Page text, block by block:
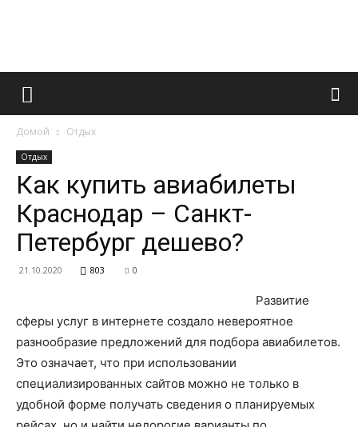
Французский
и
о
Домой Отдых
Отдых
Как купить авиабилеты
Краснодар – Санкт-
Петербург дешево?
21.10.2020 803 0
Развитие
сферы услуг в интернете создало невероятное
разнообразие предложений для подбора авиабилетов.
Это означает, что при использовании
специализированных сайтов можно не только в
удобной форме получать сведения о планируемых